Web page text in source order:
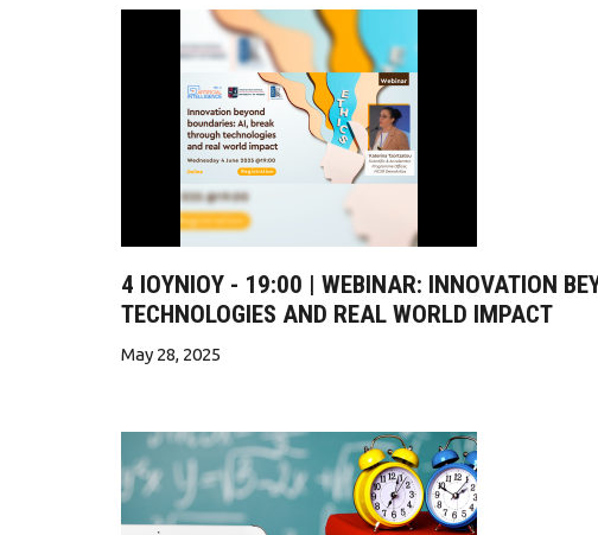
4 IOYNIOY - 19:00 | WEBINAR: INNOVATION
TECHNOLOGIES AND REAL WORLD IMPACT
May 28, 2025